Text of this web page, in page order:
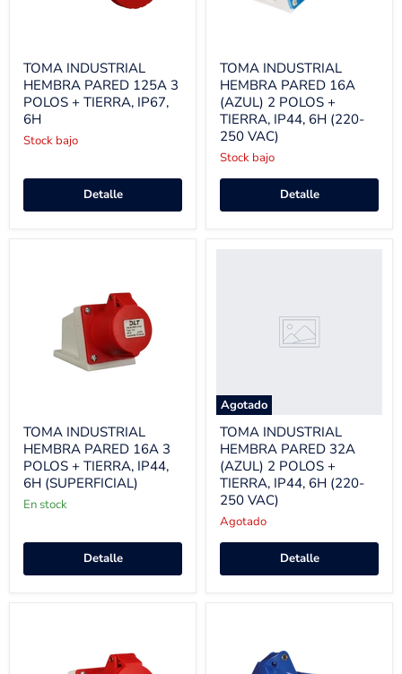
TOMA INDUSTRIAL
HEMBRA PARED 125A 3
POLOS + TIERRA, IP67,
6H
Stock bajo
Detalle
TOMA INDUSTRIAL
HEMBRA PARED 16A
(AZUL) 2 POLOS +
TIERRA, IP44, 6H (220-
250 VAC)
Stock bajo
Detalle
TOMA INDUSTRIAL
HEMBRA PARED 16A 3
POLOS + TIERRA, IP44,
6H (SUPERFICIAL)
En stock
Detalle
Agotado
TOMA INDUSTRIAL
HEMBRA PARED 32A
(AZUL) 2 POLOS +
TIERRA, IP44, 6H (220-
250 VAC)
Agotado
Detalle